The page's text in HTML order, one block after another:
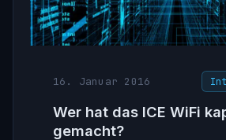
16. Januar 2016
Wer hat das ICE WiFi
gemacht?